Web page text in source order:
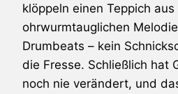
klöppeln einen Teppich
ohrwurmtauglichen
Drumbeats – kein
die Fresse. Schließlich hat
noch nie verändert, und